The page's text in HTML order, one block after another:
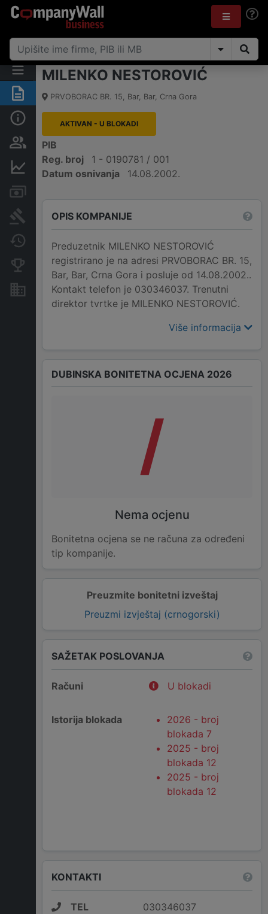
Sažetak
Osobe i vlasništvo
Finansijski podaci
Arhiva sudskih objava
Promjene
Konkurentne kompanije
Nekretnine i imovina
MILENKO NESTOROVIĆ
PRVOBORAC BR. 15, Bar, Bar, Crna Gora
AKTIVAN - U BLOKADI
PIB
Reg. broj
1 - 0190781 / 001
Datum osnivanja
14.08.2002.
OPIS KOMPANIJE
Preduzetnik MILENKO NESTOROVIĆ
registrirano je na adresi PRVOBORAC BR. 15,
Bar, Bar, Crna Gora i posluje od 14.08.2002..
Kontakt telefon je 030346037. Trenutni
direktor tvrtke je MILENKO NESTOROVIĆ.
Više informacija
Preuzmite bonitetni izveštaj
Preuzmi izvještaj (crnogorski)
DUBINSKA BONITETNA OCJENA 2026
/
Nema ocjenu
Bonitetna ocjena se ne računa za određeni
tip kompanije.
SAŽETAK POSLOVANJA
Računi U blokadi
Istorija blokada
2026 - broj
blokada 7
2025 - broj
blokada 12
2025 - broj
blokada 12
KONTAKTI
TEL 030346037